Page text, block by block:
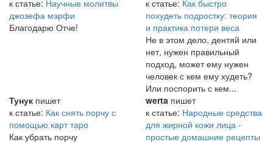
к статье: Научные молитвы
джозефа мэрфи
Благодарю Отче!
к статье: Как быстро
похудеть подростку: теория
и практика потери веса
Не в этом дело, дентяй или
нет, нужен правильный
подход, может ему нужен
человек с кем ему худеть?
Или поспорить с кем...
Тунук пишет
к статье: Как снять порчу с
помощью карт таро
Как убрать порчу
werta пишет
к статье: Народные средства
для жирной кожи лица -
простые домашние рецепты